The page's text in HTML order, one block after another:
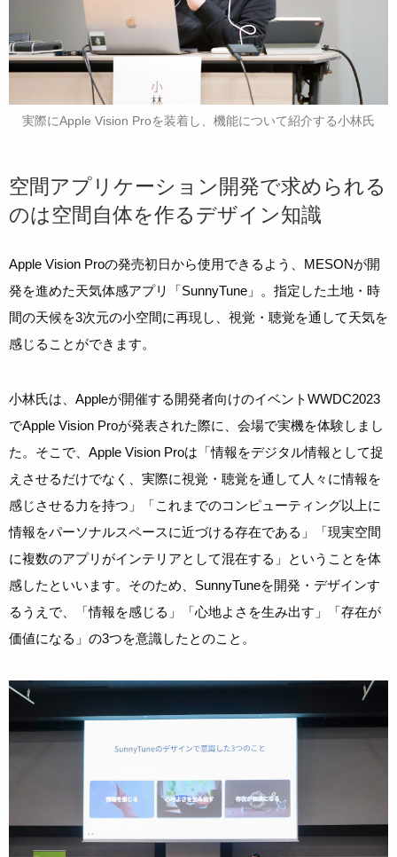
実際にApple Vision Proを装着し、機能について紹介する小林氏
空間アプリケーション開発で求められる
のは空間自体を作るデザイン知識
Apple Vision Proの発売初日から使用できるよう、MESONが開
発を進めた天気体感アプリ「SunnyTune」。指定した土地・時
間の天候を3次元の小空間に再現し、視覚・聴覚を通して天気を
感じることができます。
小林氏は、Appleが開催する開発者向けのイベントWWDC2023
でApple Vision Proが発表された際に、会場で実機を体験しまし
た。そこで、Apple Vision Proは「情報をデジタル情報として捉
えさせるだけでなく、実際に視覚・聴覚を通して人々に情報を
感じさせる力を持つ」「これまでのコンピューティング以上に
情報をパーソナルスペースに近づける存在である」「現実空間
に複数のアプリがインテリアとして混在する」ということを体
感したといいます。そのため、SunnyTuneを開発・デザインす
るうえで、「情報を感じる」「心地よさを生み出す」「存在が
価値になる」の3つを意識したとのこと。